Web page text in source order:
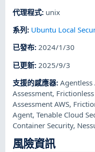
代理程式: unix
系列 : Ubuntu Local
已發布:2024/1/30
已更新: 2025/9/3
支援的感應器:Agentless
Assessment,
Assessment AWS,
Agent,Tenable Cloud
Container Security,
風險資訊